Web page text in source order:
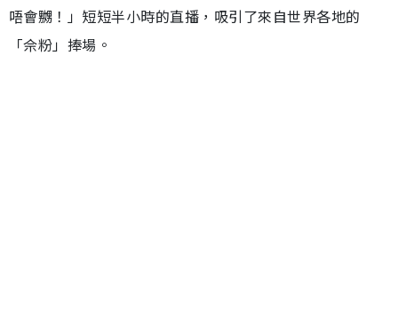
唔會嬲！」短短半小時的直播，吸引了來自世界各地的
「佘粉」捧場。